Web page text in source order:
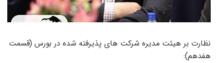
نظارت بر هیئت مدیره شرکت های پذیرفته شده در بورس (قسمت
هفدهم):